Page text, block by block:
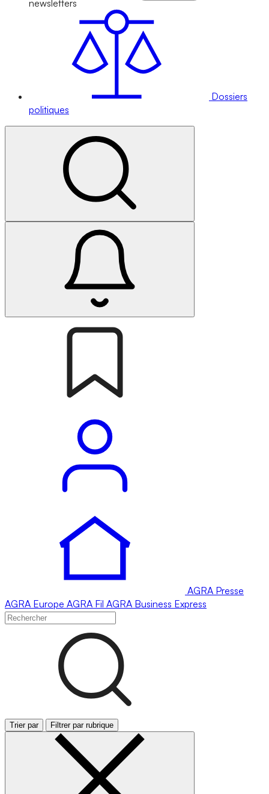
newsletters
Dossiers
politiques
AGRA Presse
AGRA Europe AGRA Fil AGRA Business Express
Trier par Filtrer par rubrique